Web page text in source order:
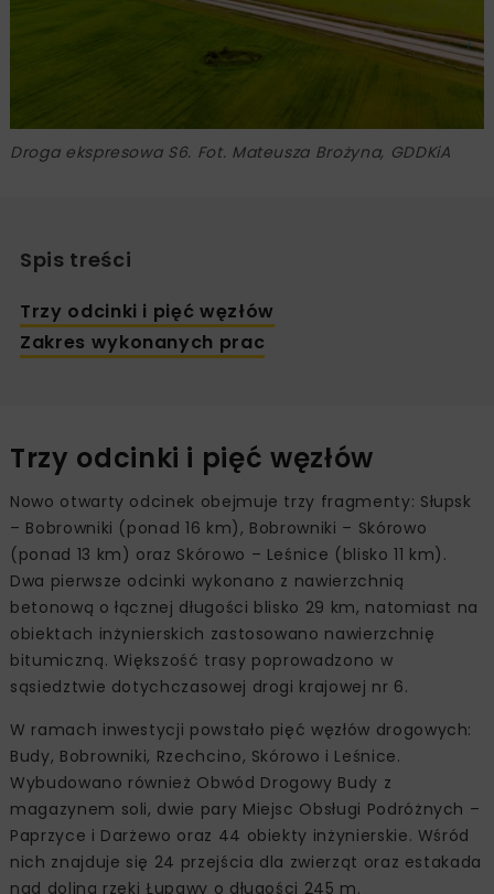
Droga ekspresowa S6. Fot. Mateusza Brożyna, GDDKiA
Spis treści
Trzy odcinki i pięć węzłów
Zakres wykonanych prac
Trzy odcinki i pięć węzłów
Nowo otwarty odcinek obejmuje trzy fragmenty: Słupsk
– Bobrowniki (ponad 16 km), Bobrowniki – Skórowo
(ponad 13 km) oraz Skórowo – Leśnice (blisko 11 km).
Dwa pierwsze odcinki wykonano z nawierzchnią
betonową o łącznej długości blisko 29 km, natomiast na
obiektach inżynierskich zastosowano nawierzchnię
bitumiczną. Większość trasy poprowadzono w
sąsiedztwie dotychczasowej drogi krajowej nr 6.
W ramach inwestycji powstało pięć węzłów drogowych:
Budy, Bobrowniki, Rzechcino, Skórowo i Leśnice.
Wybudowano również Obwód Drogowy Budy z
magazynem soli, dwie pary Miejsc Obsługi Podróżnych –
Paprzyce i Darżewo oraz 44 obiekty inżynierskie. Wśród
nich znajduje się 24 przejścia dla zwierząt oraz estakada
nad doliną rzeki Łupawy o długości 245 m.